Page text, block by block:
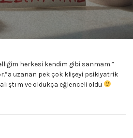
herkesi kendim gibi sanmam.”
uzanan pek çok klişeyi psikiyatrik
ve oldukça eğlenceli oldu